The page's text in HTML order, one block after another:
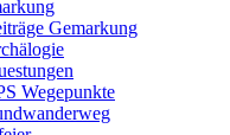
Gemarkung
Wegepunkte